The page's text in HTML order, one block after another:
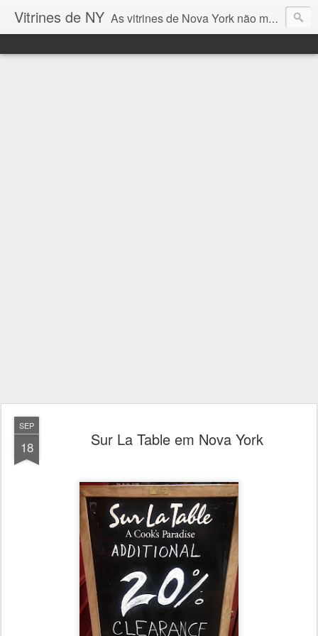
Vitrines de NY As vitrines de Nova York não mostram somente tendências de moda, mas contam um pouco do que acontece na cidade ... e eu quero mostrar aqui esta vitrines incríveis!
SEP
18 Sur La Table em Nova York